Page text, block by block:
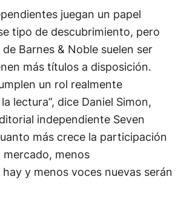
juegan un papel
tipo de descubrimiento, pero
Barnes & Noble suelen ser
más títulos a disposición.
un rol realmente
lectura”, dice Daniel Simon,
independiente Seven
más crece la participación
mercado, menos
y menos voces nuevas serán